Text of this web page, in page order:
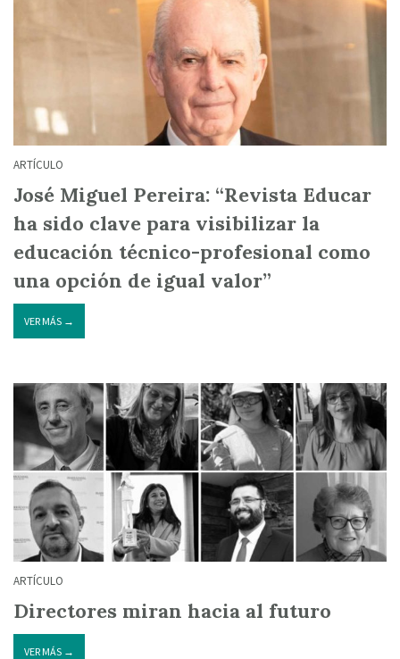
ARTÍCULO
José Miguel Pereira: “Revista Educar
ha sido clave para visibilizar la
educación técnico-profesional como
una opción de igual valor”
VER MÁS →
ARTÍCULO
Directores miran hacia al futuro
VER MÁS →